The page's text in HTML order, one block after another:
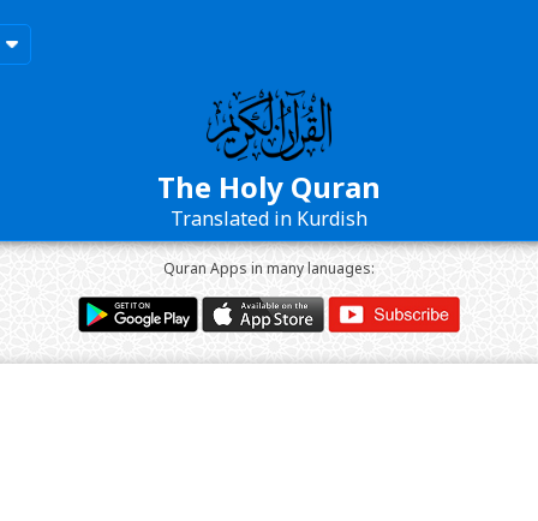
The Holy Quran
Translated in Kurdish
Quran Apps in many lanuages: